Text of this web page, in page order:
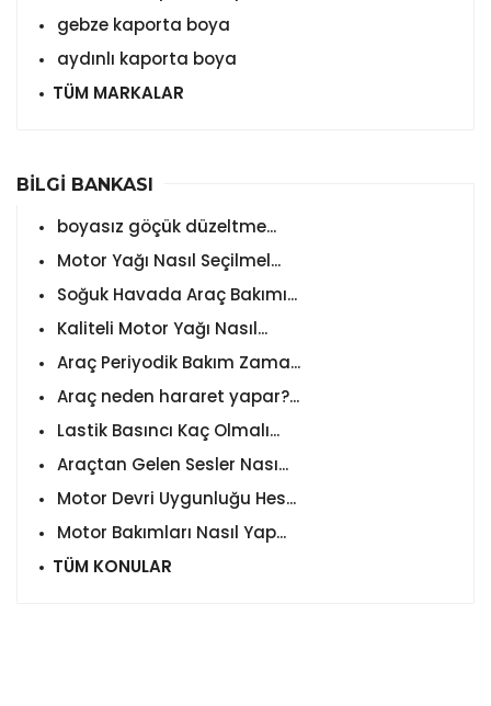
gebze kaporta boya
aydınlı kaporta boya
TÜM MARKALAR
BİLGİ BANKASI
boyasız göçük düzeltme...
Motor Yağı Nasıl Seçilmel...
Soğuk Havada Araç Bakımı...
Kaliteli Motor Yağı Nasıl...
Araç Periyodik Bakım Zama...
Araç neden hararet yapar?...
Lastik Basıncı Kaç Olmalı...
Araçtan Gelen Sesler Nası...
Motor Devri Uygunluğu Hes...
Motor Bakımları Nasıl Yap...
TÜM KONULAR